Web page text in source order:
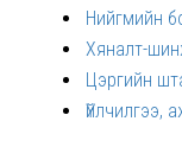
Нийгмийн
Хяналт-
Цэргийн
Үйлчилгээ,